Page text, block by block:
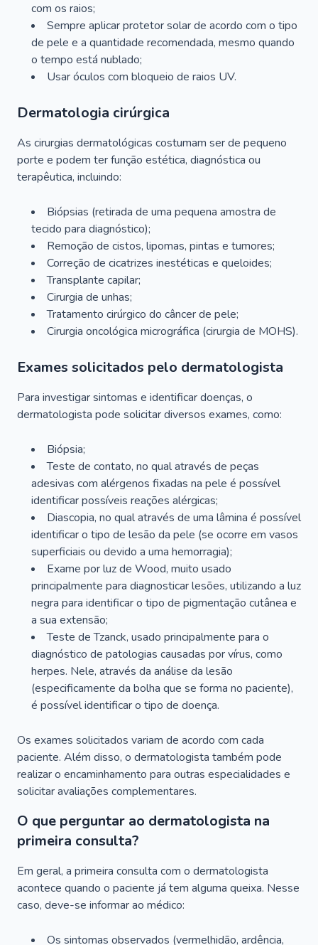
com os raios;
Sempre aplicar protetor solar de acordo com o tipo
de pele e a quantidade recomendada, mesmo quando
o tempo está nublado;
Usar óculos com bloqueio de raios UV.
Dermatologia cirúrgica
As cirurgias dermatológicas costumam ser de pequeno
porte e podem ter função estética, diagnóstica ou
terapêutica, incluindo:
Biópsias (retirada de uma pequena amostra de
tecido para diagnóstico);
Remoção de cistos, lipomas, pintas e tumores;
Correção de cicatrizes inestéticas e queloides;
Transplante capilar;
Cirurgia de unhas;
Tratamento cirúrgico do câncer de pele;
Cirurgia oncológica micrográfica (cirurgia de MOHS).
Exames solicitados pelo dermatologista
Para investigar sintomas e identificar doenças, o
dermatologista pode solicitar diversos exames, como:
Biópsia;
Teste de contato, no qual através de peças
adesivas com alérgenos fixadas na pele é possível
identificar possíveis reações alérgicas;
Diascopia, no qual através de uma lâmina é possível
identificar o tipo de lesão da pele (se ocorre em vasos
superficiais ou devido a uma hemorragia);
Exame por luz de Wood, muito usado
principalmente para diagnosticar lesões, utilizando a luz
negra para identificar o tipo de pigmentação cutânea e
a sua extensão;
Teste de Tzanck, usado principalmente para o
diagnóstico de patologias causadas por vírus, como
herpes. Nele, através da análise da lesão
(especificamente da bolha que se forma no paciente),
é possível identificar o tipo de doença.
Os exames solicitados variam de acordo com cada
paciente. Além disso, o dermatologista também pode
realizar o encaminhamento para outras especialidades e
solicitar avaliações complementares.
O que perguntar ao dermatologista na
primeira consulta?
Em geral, a primeira consulta com o dermatologista
acontece quando o paciente já tem alguma queixa. Nesse
caso, deve-se informar ao médico:
Os sintomas observados (vermelhidão, ardência,